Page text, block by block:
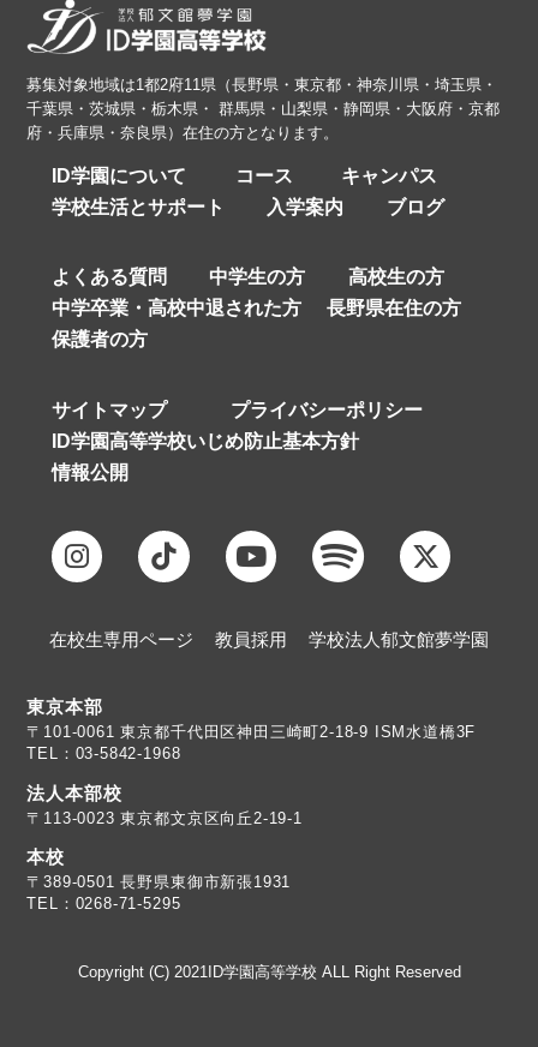
募集対象地域は1都2府11県（長野県・東京都・神奈川県・埼玉県・
千葉県・茨城県・栃木県・ 群馬県・山梨県・静岡県・大阪府・京都
府・兵庫県・奈良県）在住の方となります。
ID学園について コース
キャンパス
学校生活とサポート
入学案内 ブログ
よくある質問 中学生の方
高校生の方
中学卒業・高校中退された方
長野県在住の方
保護者の方
サイトマップ
プライバシーポリシー
ID学園高等学校いじめ防止基本方針
情報公開
在校生専用ページ 教員採用 学校法人郁文館夢学園
東京本部
TEL：03-5842-1968
法人本部校
〒113-0023 東京都文京区向丘2-19-1
本校
TEL：0268-71-5295
Copyright (C) 2021ID学園高等学校 ALL Right Reserved